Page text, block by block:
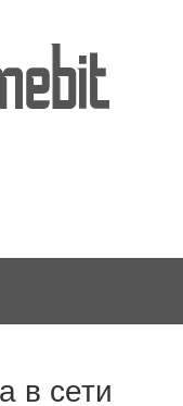
в сети